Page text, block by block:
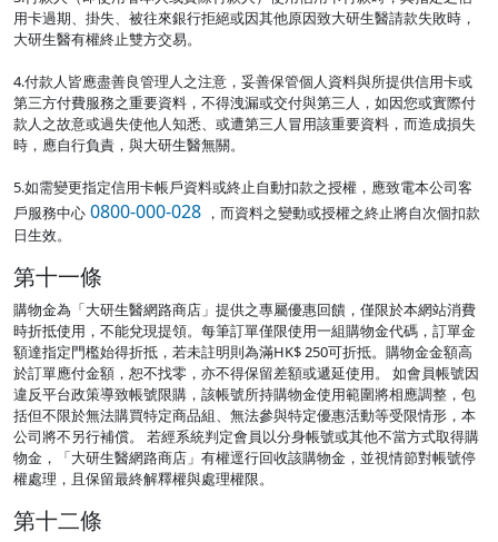
用卡過期、掛失、被往來銀行拒絕或因其他原因致大研生醫請款失敗時，
大研生醫有權終止雙方交易。
4.付款人皆應盡善良管理人之注意，妥善保管個人資料與所提供信用卡或
第三方付費服務之重要資料，不得洩漏或交付與第三人，如因您或實際付
款人之故意或過失使他人知悉、或遭第三人冒用該重要資料，而造成損失
時，應自行負責，與大研生醫無關。
5.如需變更指定信用卡帳戶資料或終止自動扣款之授權，應致電本公司客
戶服務中心 0800-000-028 ，而資料之變動或授權之終止將自次個扣款
日生效。
第十一條
購物金為「大研生醫網路商店」提供之專屬優惠回饋，僅限於本網站消費
時折抵使用，不能兌現提領。每筆訂單僅限使用一組購物金代碼，訂單金
額達指定門檻始得折抵，若未註明則為滿HK$ 250可折抵。購物金金額高
於訂單應付金額，恕不找零，亦不得保留差額或遞延使用。 如會員帳號因
違反平台政策導致帳號限購，該帳號所持購物金使用範圍將相應調整，包
括但不限於無法購買特定商品組、無法參與特定優惠活動等受限情形，本
公司將不另行補償。 若經系統判定會員以分身帳號或其他不當方式取得購
物金，「大研生醫網路商店」有權逕行回收該購物金，並視情節對帳號停
權處理，且保留最終解釋權與處理權限。
第十二條